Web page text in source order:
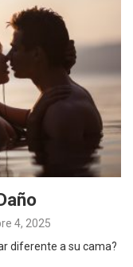
4, 2025
diferente a su cama?